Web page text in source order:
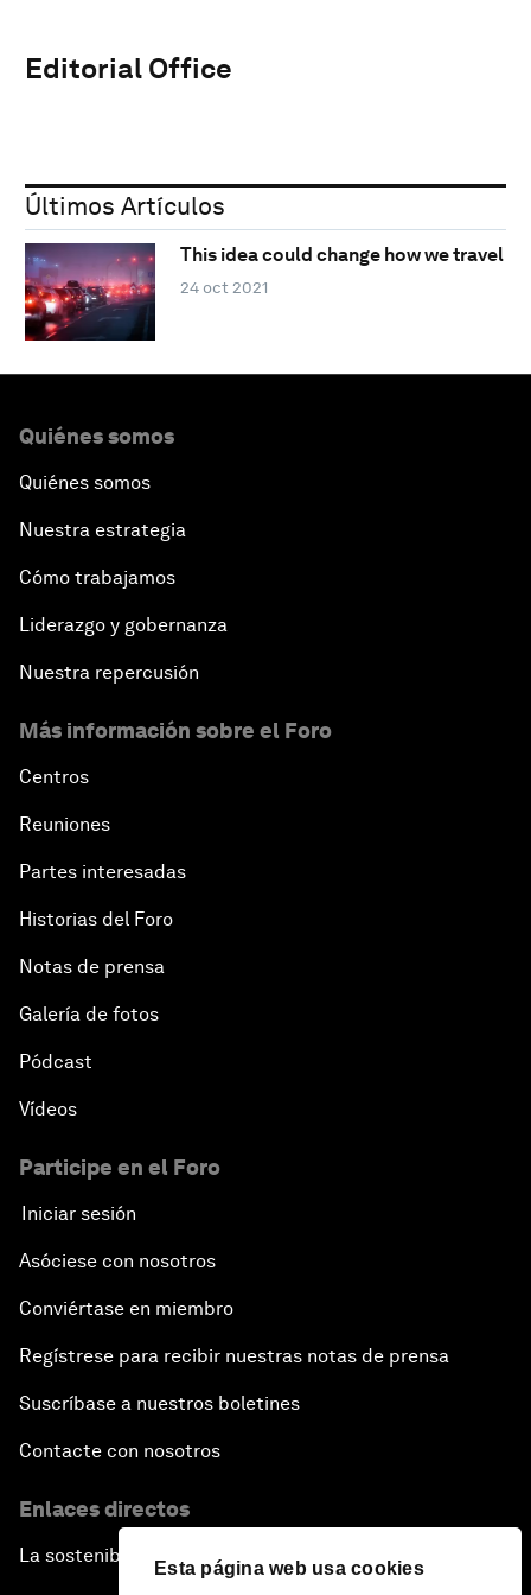
Esta página web usa cookies
Editorial Office
Últimos Artículos
This idea could change how we travel
24 oct 2021
Quiénes somos
Quiénes somos
Nuestra estrategia
Cómo trabajamos
Liderazgo y gobernanza
Nuestra repercusión
Más información sobre el Foro
Centros
Reuniones
Partes interesadas
Historias del Foro
Notas de prensa
Galería de fotos
Pódcast
Vídeos
Participe en el Foro
Iniciar sesión
Asóciese con nosotros
Conviértase en miembro
Regístrese para recibir nuestras notas de prensa
Suscríbase a nuestros boletines
Contacte con nosotros
Enlaces directos
La sostenibilidad en el Foro